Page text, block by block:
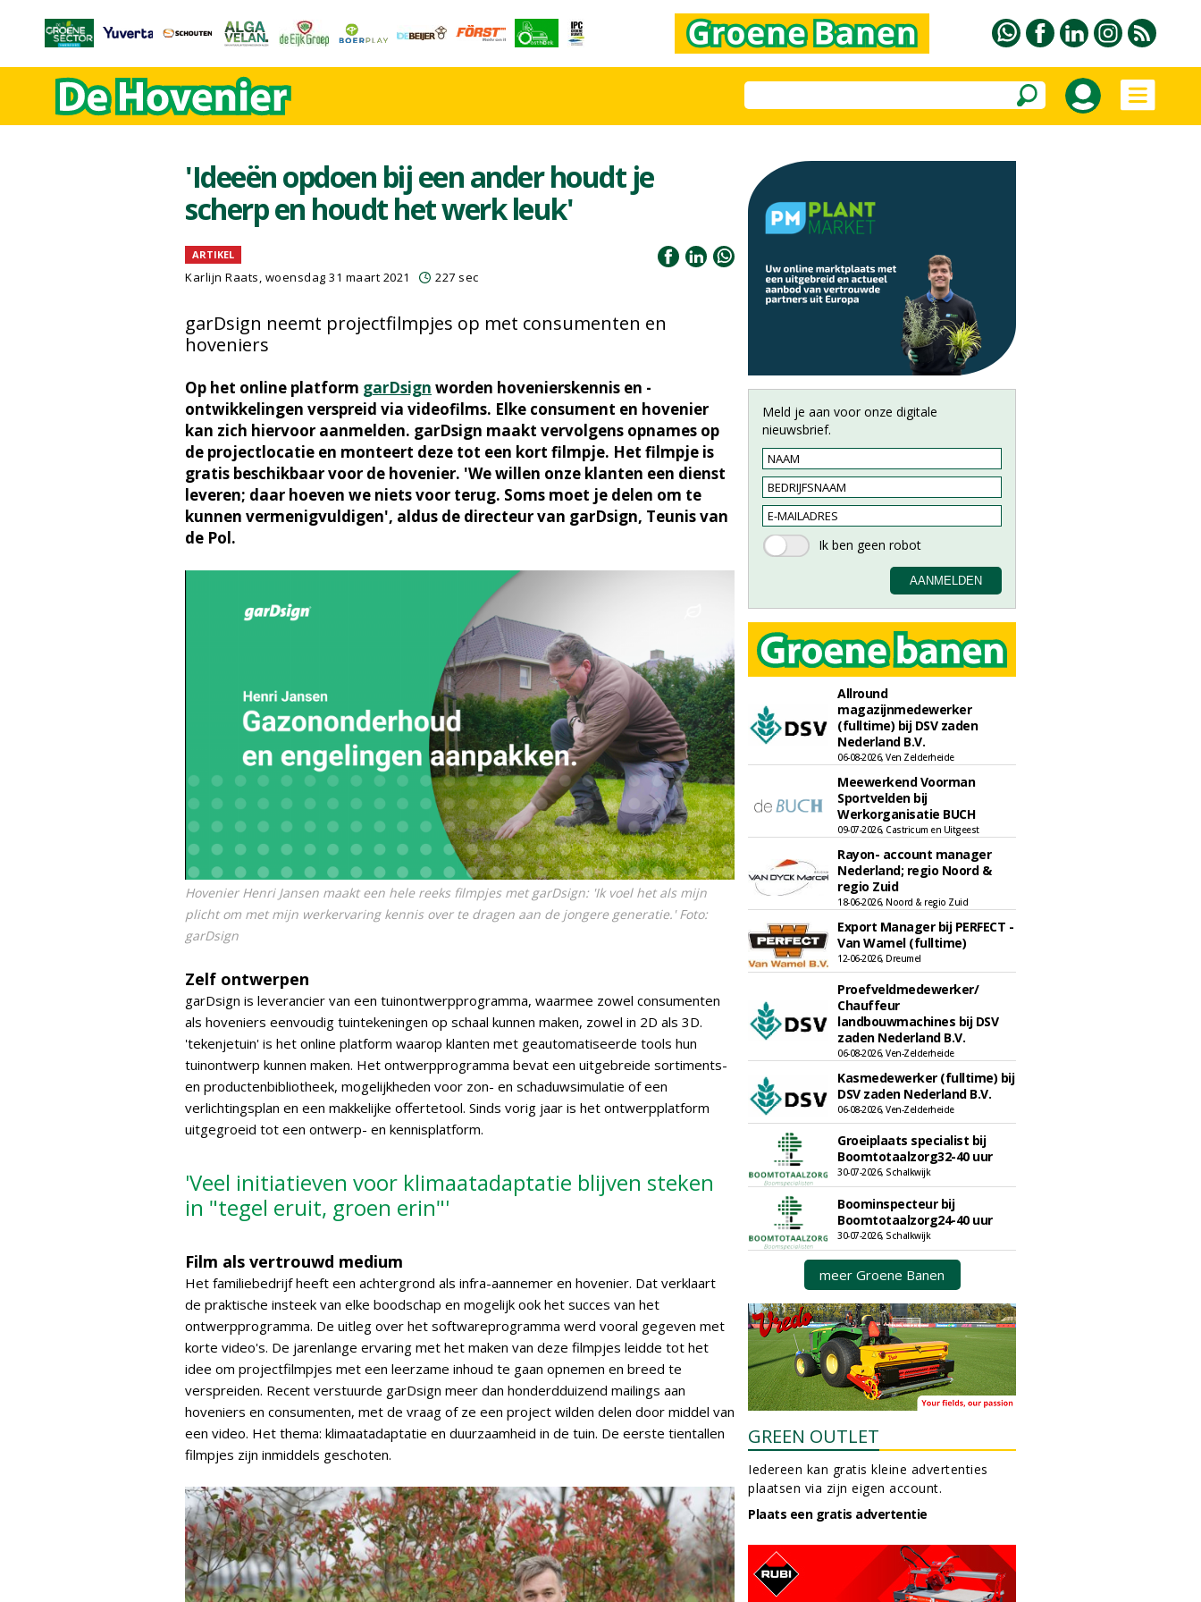
'Ideeën opdoen bij een ander houdt je
scherp en houdt het werk leuk'
ARTIKEL
Karlijn Raats, woensdag 31 maart 2021 227 sec
garDsign neemt projectfilmpjes op met consumenten en
hoveniers
Op het online platform garDsign worden hovenierskennis en -
ontwikkelingen verspreid via videofilms. Elke consument en hovenier
kan zich hiervoor aanmelden. garDsign maakt vervolgens opnames op
de projectlocatie en monteert deze tot een kort filmpje. Het filmpje is
gratis beschikbaar voor de hovenier. 'We willen onze klanten een dienst
leveren; daar hoeven we niets voor terug. Soms moet je delen om te
kunnen vermenigvuldigen', aldus de directeur van garDsign, Teunis van
de Pol.
Hovenier Henri Jansen maakt een hele reeks filmpjes met garDsign: 'Ik voel het als mijn
plicht om met mijn werkervaring kennis over te dragen aan de jongere generatie.' Foto:
garDsign
Zelf ontwerpen
garDsign is leverancier van een tuinontwerpprogramma, waarmee zowel consumenten
als hoveniers eenvoudig tuintekeningen op schaal kunnen maken, zowel in 2D als 3D.
'tekenjetuin' is het online platform waarop klanten met geautomatiseerde tools hun
tuinontwerp kunnen maken. Het ontwerpprogramma bevat een uitgebreide sortiments-
en productenbibliotheek, mogelijkheden voor zon- en schaduwsimulatie of een
verlichtingsplan en een makkelijke offertetool. Sinds vorig jaar is het ontwerpplatform
uitgegroeid tot een ontwerp- en kennisplatform.
'Veel initiatieven voor klimaatadaptatie blijven steken
in "tegel eruit, groen erin"'
Film als vertrouwd medium
Het familiebedrijf heeft een achtergrond als infra-aannemer en hovenier. Dat verklaart
de praktische insteek van elke boodschap en mogelijk ook het succes van het
ontwerpprogramma. De uitleg over het softwareprogramma werd vooral gegeven met
korte video's. De jarenlange ervaring met het maken van deze filmpjes leidde tot het
idee om projectfilmpjes met een leerzame inhoud te gaan opnemen en breed te
verspreiden. Recent verstuurde garDsign meer dan honderdduizend mailings aan
hoveniers en consumenten, met de vraag of ze een project wilden delen door middel van
een video. Het thema: klimaatadaptatie en duurzaamheid in de tuin. De eerste tientallen
filmpjes zijn inmiddels geschoten.
Meld je aan voor onze digitale
nieuwsbrief.
Allround
magazijnmedewerker
(fulltime) bij DSV zaden
Nederland B.V.
06-08-2026, Ven Zelderheide
Meewerkend Voorman
Sportvelden bij
Werkorganisatie BUCH
09-07-2026, Castricum en Uitgeest
Rayon- account manager
Nederland; regio Noord &
regio Zuid
18-06-2026, Noord & regio Zuid
Export Manager bij PERFECT -
Van Wamel (fulltime)
12-06-2026, Dreumel
Proefveldmedewerker/
Chauffeur
landbouwmachines bij DSV
zaden Nederland B.V.
06-08-2026, Ven-Zelderheide
Kasmedewerker (fulltime) bij
DSV zaden Nederland B.V.
06-08-2026, Ven-Zelderheide
Groeiplaats specialist bij
Boomtotaalzorg32-40 uur
30-07-2026, Schalkwijk
Boominspecteur bij
Boomtotaalzorg24-40 uur
30-07-2026, Schalkwijk
meer Groene Banen
GREEN OUTLET
Iedereen kan gratis kleine advertenties
plaatsen via zijn eigen account.
Plaats een gratis advertentie